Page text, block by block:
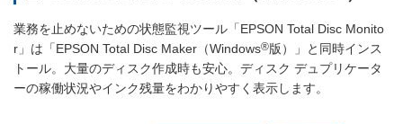
業務を止めないための状態監視ツール「EPSON Total Disc Monito
r」は「EPSON Total Disc Maker（Windows®版）」と同時インス
トール。大量のディスク作成時も安心。ディスク デュプリケータ
ーの稼働状況やインク残量をわかりやすく表示します。